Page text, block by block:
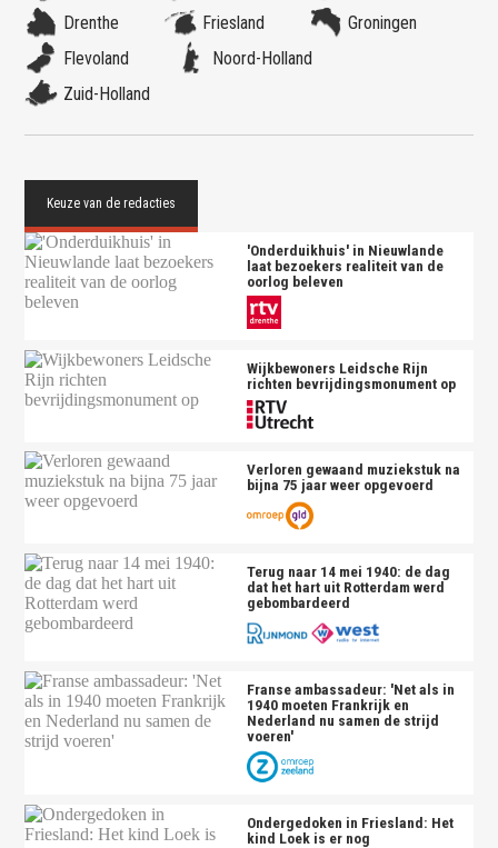
Drenthe
Friesland
Groningen
Flevoland
Noord-Holland
Zuid-Holland
'Onderduikhuis' in Nieuwlande
laat bezoekers realiteit van de
oorlog beleven
Wijkbewoners Leidsche Rijn
richten bevrijdingsmonument op
Verloren gewaand muziekstuk na
bijna 75 jaar weer opgevoerd
Terug naar 14 mei 1940: de dag
dat het hart uit Rotterdam werd
gebombardeerd
Franse ambassadeur: 'Net als in
1940 moeten Frankrijk en
Nederland nu samen de strijd
voeren'
Ondergedoken in Friesland: Het
kind Loek is er nog